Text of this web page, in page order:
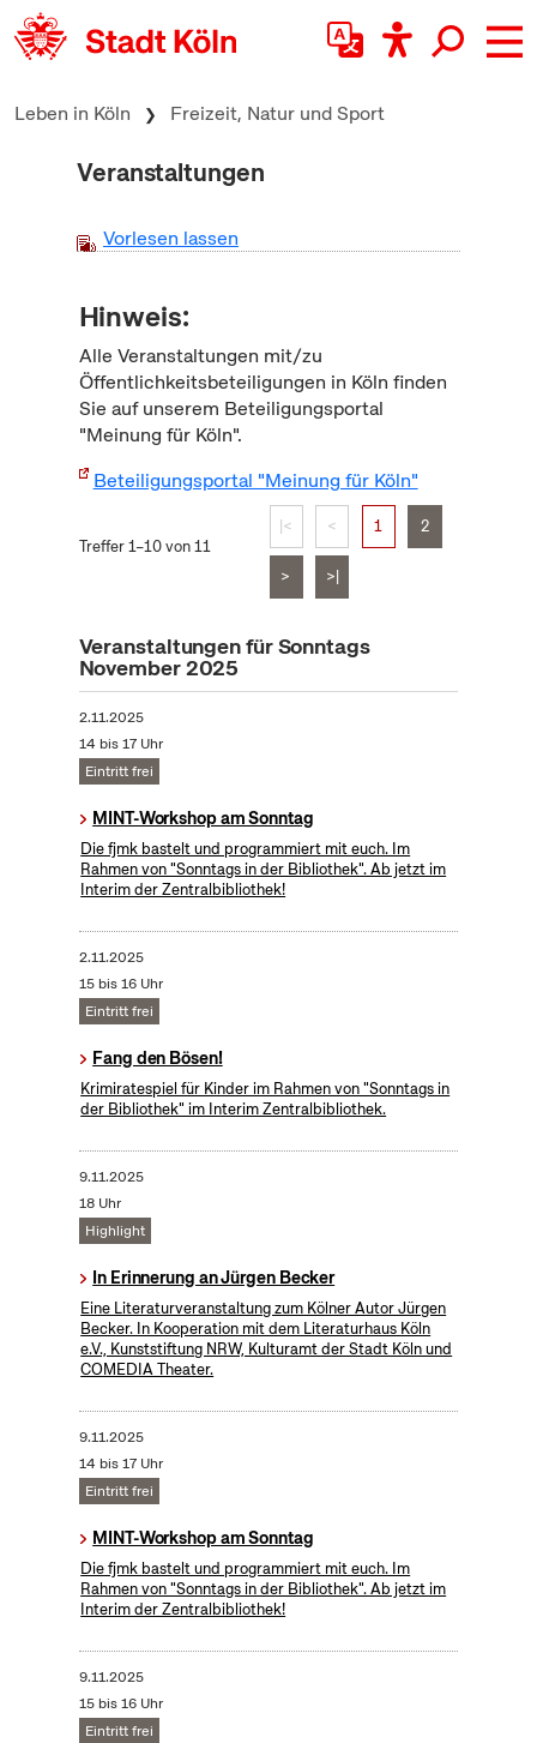
zum Inhalt springen
Leben in Köln Freizeit, Natur und Sport
Veranstaltungen
Vorlesen lassen
Hinweis:
Alle Veranstaltungen mit/zu
Öffentlichkeitsbeteiligungen in Köln finden
Sie auf unserem Beteiligungsportal
"Meinung für Köln".
Beteiligungsportal "Meinung für Köln"
Treffer 1–10 von 11
|< < 1 2
> >|
Veranstaltungen für Sonntags
November 2025
2.11.2025
14 bis 17 Uhr
Eintritt frei
MINT-Workshop am Sonntag
Die fjmk bastelt und programmiert mit euch. Im
Rahmen von "Sonntags in der Bibliothek". Ab jetzt im
Interim der Zentralbibliothek!
2.11.2025
15 bis 16 Uhr
Eintritt frei
Fang den Bösen!
Krimiratespiel für Kinder im Rahmen von "Sonntags in
der Bibliothek" im Interim Zentralbibliothek.
9.11.2025
18 Uhr
Highlight
In Erinnerung an Jürgen Becker
Eine Literaturveranstaltung zum Kölner Autor Jürgen
Becker. In Kooperation mit dem Literaturhaus Köln
e.V., Kunststiftung NRW, Kulturamt der Stadt Köln und
COMEDIA Theater.
9.11.2025
14 bis 17 Uhr
Eintritt frei
MINT-Workshop am Sonntag
Die fjmk bastelt und programmiert mit euch. Im
Rahmen von "Sonntags in der Bibliothek". Ab jetzt im
Interim der Zentralbibliothek!
9.11.2025
15 bis 16 Uhr
Eintritt frei